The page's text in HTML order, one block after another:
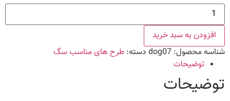
طرح
سگ
کد
عددافزودن به سبد خرید
شناسه محصول: dog07 دسته: طرح های مناسب سگ
توضیحات
توضیحات